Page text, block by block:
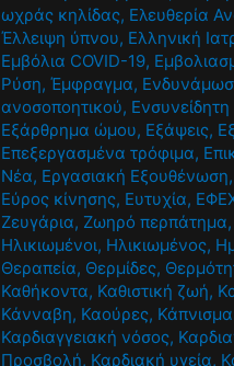
ωχράς κηλίδας, Ελευθερία
Έλλειψη ύπνου, Ελληνική
Εμβόλια COVID-19,
Ρύση,Έμφραγμα,
ανοσοποητικού,
Εξάρθρημα ώμου, Εξάψεις,
Επεξεργασμένα τρόφιμα,
Νέα, Εργασιακή Εξουθένωση,
Εύρος κίνησης, Ευτυχία,
Ζευγάρια, Ζωηρό περπάτημα,
Ηλικιωμένοι, Ηλικιωμένος,
Θεραπεία, Θερμίδες,
Καθήκοντα, Καθιστική ζωή,
Κάνναβη, Καούρες, Κάπνισμα
Καρδιαγγειακή νόσος,
Προσβολή, Καρδιακή υγεία,